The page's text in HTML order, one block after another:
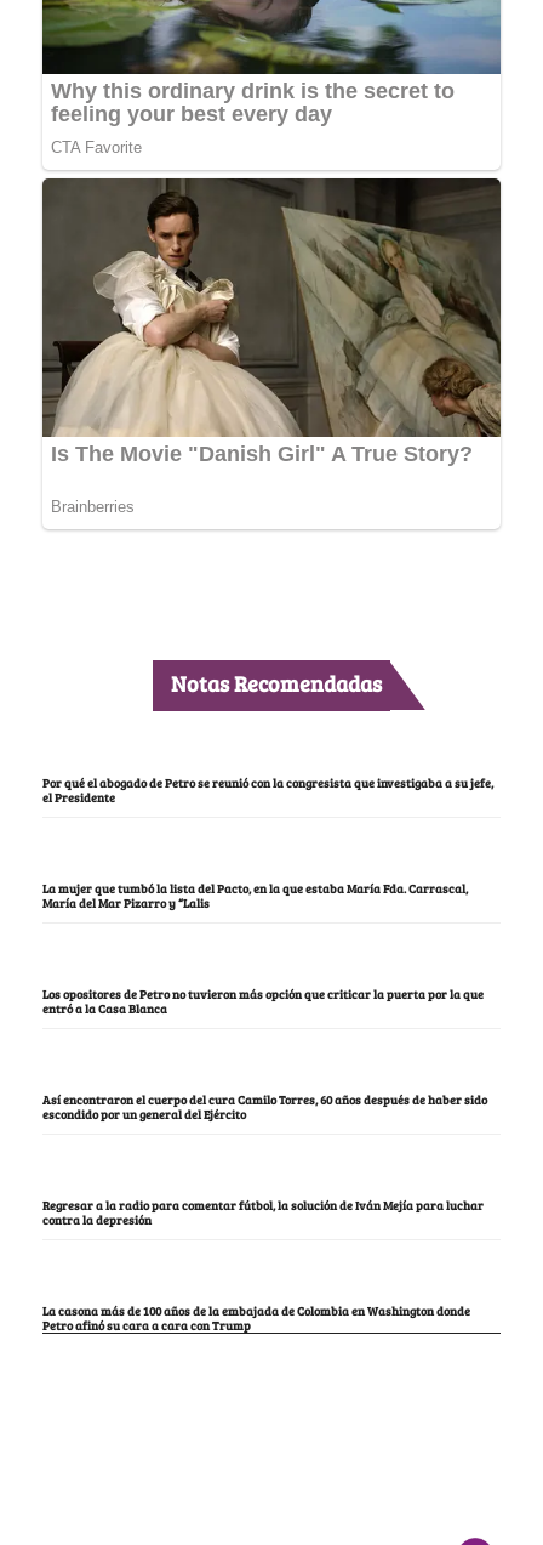
Notas Recomendadas
Por qué el abogado de Petro se reunió con la congresista que investigaba a su jefe,
el Presidente
La mujer que tumbó la lista del Pacto, en la que estaba María Fda. Carrascal,
María del Mar Pizarro y “Lalis
Los opositores de Petro no tuvieron más opción que criticar la puerta por la que
entró a la Casa Blanca
Así encontraron el cuerpo del cura Camilo Torres, 60 años después de haber sido
escondido por un general del Ejército
Regresar a la radio para comentar fútbol, la solución de Iván Mejía para luchar
contra la depresión
La casona más de 100 años de la embajada de Colombia en Washington donde
Petro afinó su cara a cara con Trump